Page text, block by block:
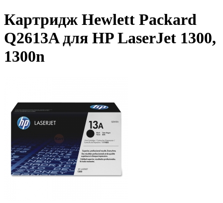
Картридж Hewlett Packard
Q2613A для HP LaserJet 1300,
1300n